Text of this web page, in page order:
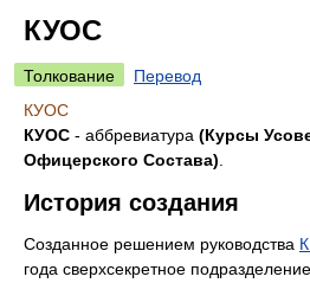
КУОС
Толкование
Перевод
КУОС
КУОС - аббревиатура (Курсы
Офицерского Состава)
История создания
Созданное решением руководства
года сверхсекретное